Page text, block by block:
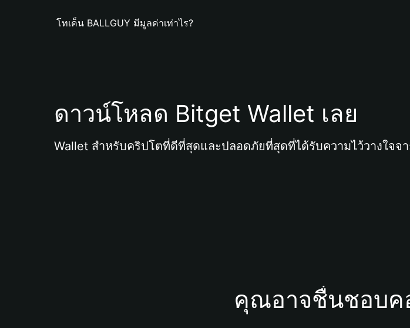
โทเค็น BALLGUY มีมูลค่าเท่าไร?
ดาวน์โหลด Bitget Wallet เลย
Wallet สำหรับคริปโตที่ดีที่สุดและปลอดภัยที่สุดที่ได้รับความไว้วางใจจ
คุณอาจชื่นชอบค